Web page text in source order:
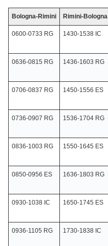
Bologna-Rimini Rimini-Bologna
0600-0733 RG 1430-1538 IC
0636-0815 RG 1436-1603 RG
0706-0837 RG 1450-1556 ES
0736-0907 RG 1536-1704 RG
0836-1003 RG 1550-1645 ES
0850-0956 ES 1636-1803 RG
0930-1038 IC 1650-1745 ES
0936-1105 RG 1730-1838 IC